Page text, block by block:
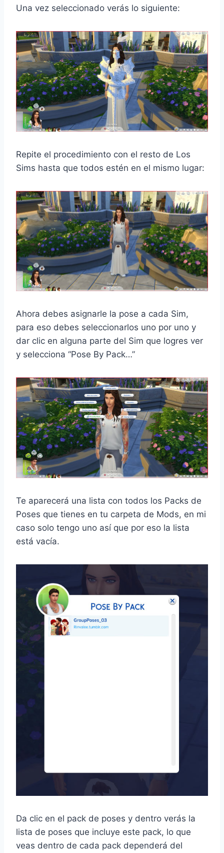
Una vez seleccionado verás lo siguiente:
Repite el procedimiento con el resto de Los
Sims hasta que todos estén en el mismo lugar:
Ahora debes asignarle la pose a cada Sim,
para eso debes seleccionarlos uno por uno y
dar clic en alguna parte del Sim que logres ver
y selecciona “Pose By Pack…”
Te aparecerá una lista con todos los Packs de
Poses que tienes en tu carpeta de Mods, en mi
caso solo tengo uno así que por eso la lista
está vacía.
Da clic en el pack de poses y dentro verás la
lista de poses que incluye este pack, lo que
veas dentro de cada pack dependerá del